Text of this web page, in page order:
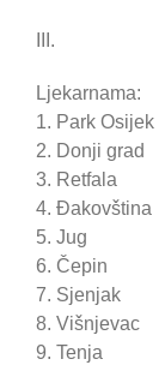
III.
Ljekarnama:
1. Park Osijek
2. Donji grad
3. Retfala
4. Đakovština
5. Jug
6. Čepin
7. Sjenjak
8. Višnjevac
9. Tenja